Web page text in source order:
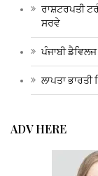
ਰਾਸ਼ਟਰਪਤੀ
ਸਰਵੇ
ਪੰਜਾਬੀ
ਲਾਪਤਾ ਭਾਰਤੀ
ADV HERE